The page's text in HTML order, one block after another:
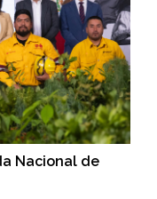
Nacional de